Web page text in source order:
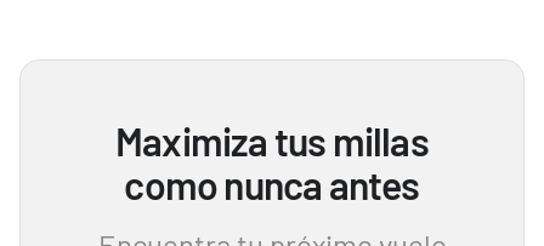
Maximiza tus millas
como nunca antes